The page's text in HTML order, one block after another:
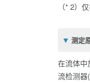
（* 2）
测定
在流体中
流检测器